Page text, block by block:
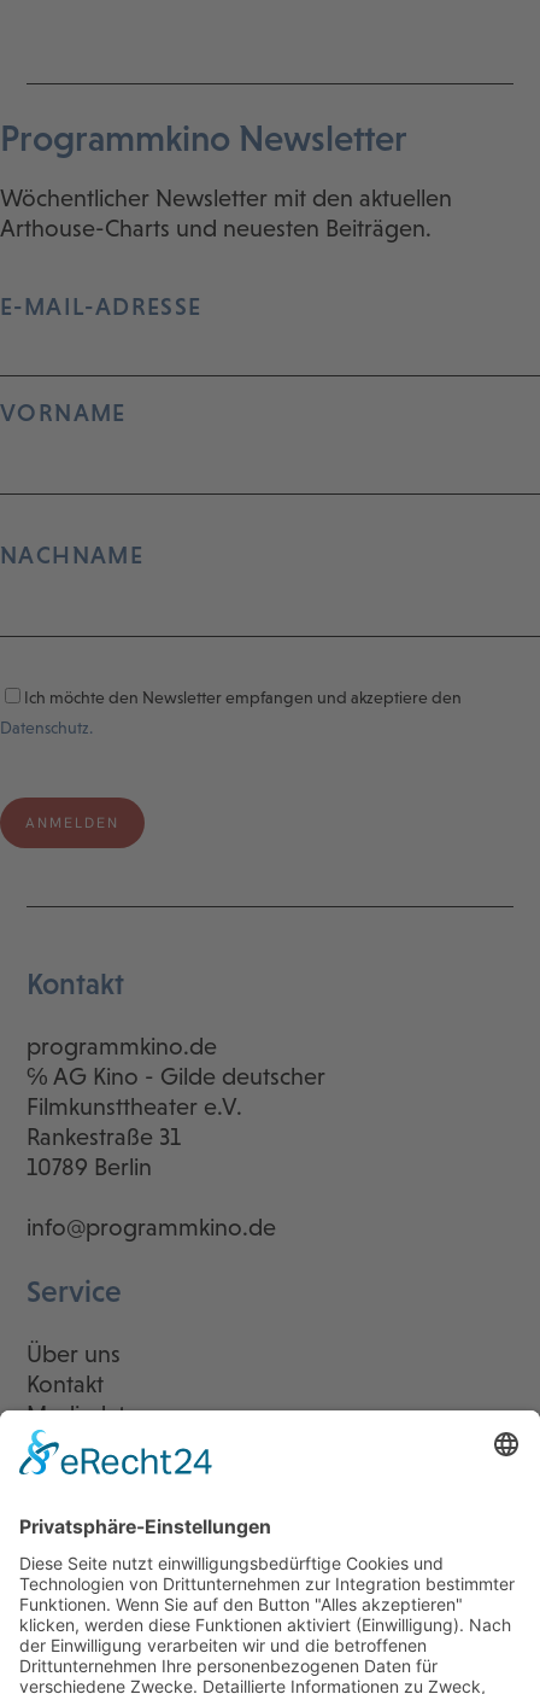
Programmkino Newsletter
Wöchentlicher Newsletter mit den aktuellen
Arthouse-Charts und neuesten Beiträgen.
E-MAIL-ADRESSE
VORNAME
NACHNAME
Ich möchte den Newsletter empfangen und akzeptiere den
Datenschutz.
Kontakt
programmkino.de
℅ AG Kino - Gilde deutscher
Filmkunsttheater e.V.
Rankestraße 31
10789 Berlin
info@programmkino.de
Service
Über uns
Kontakt
Mediadaten
Newsletter
LogIn
Legal
Impressum
Datenschutzerklärung
Cookie-Einstellungen